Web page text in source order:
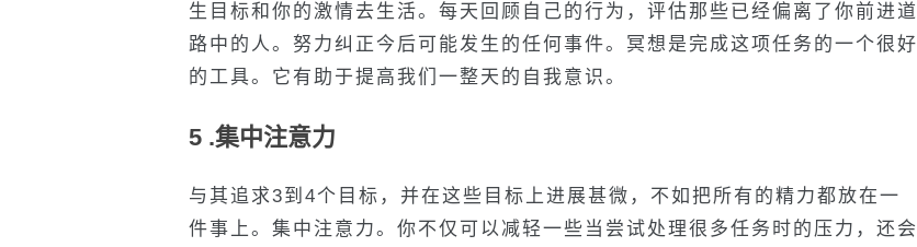
生目标和你的激情去生活。每天回顾自己的行为，评估那些已经偏离了你前进道
路中的人。努力纠正今后可能发生的任何事件。冥想是完成这项任务的一个很好
的工具。它有助于提高我们一整天的自我意识。
5 .集中注意力
与其追求3到4个目标，并在这些目标上进展甚微，不如把所有的精力都放在一
件事上。集中注意力。你不仅可以减轻一些当尝试处理很多任务时的压力，还会